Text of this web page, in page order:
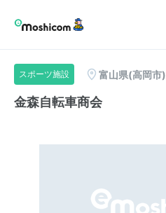
スポーツ施設 富山県(高岡市)
金森自転車商会